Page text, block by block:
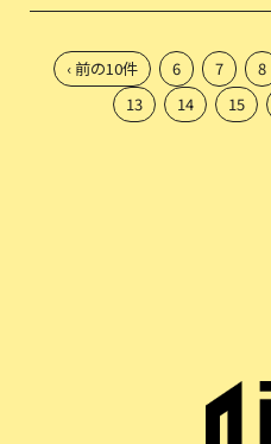
‹ 前の10件 6 7 8
13
14 15